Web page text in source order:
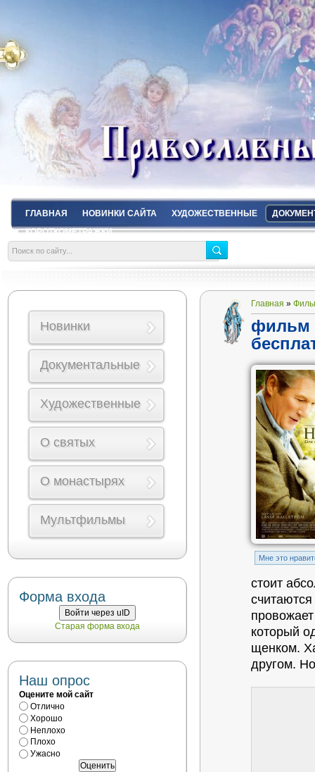
ГЛАВНАЯ НОВИНКИ САЙТА ХУДОЖЕСТВЕННЫЕ
КОРОТКОМЕТРАЖКИ
Главная »
фильм
Mне это
стоит
который
щенком.
другом.
Новинки
Документальные
Художественные
О святых
О монастырях
Мультфильмы
Форма входа
Войти через uID
Старая форма входа
Наш опрос
Оцените мой сайт
Отлично
Хорошо
Неплохо
Плохо
Ужасно